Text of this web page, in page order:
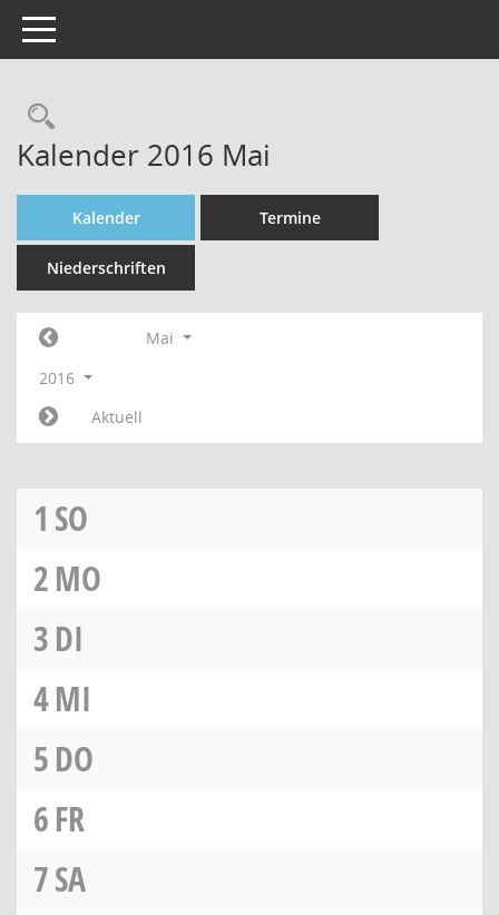
Toggle navigation
Rechercheauswahl
Kalender 2016 Mai
Kalender Termine
Niederschriften
Mai
2016
Aktuell
1 SO
2MO
3DI
4MI
5DO
6FR
7SA